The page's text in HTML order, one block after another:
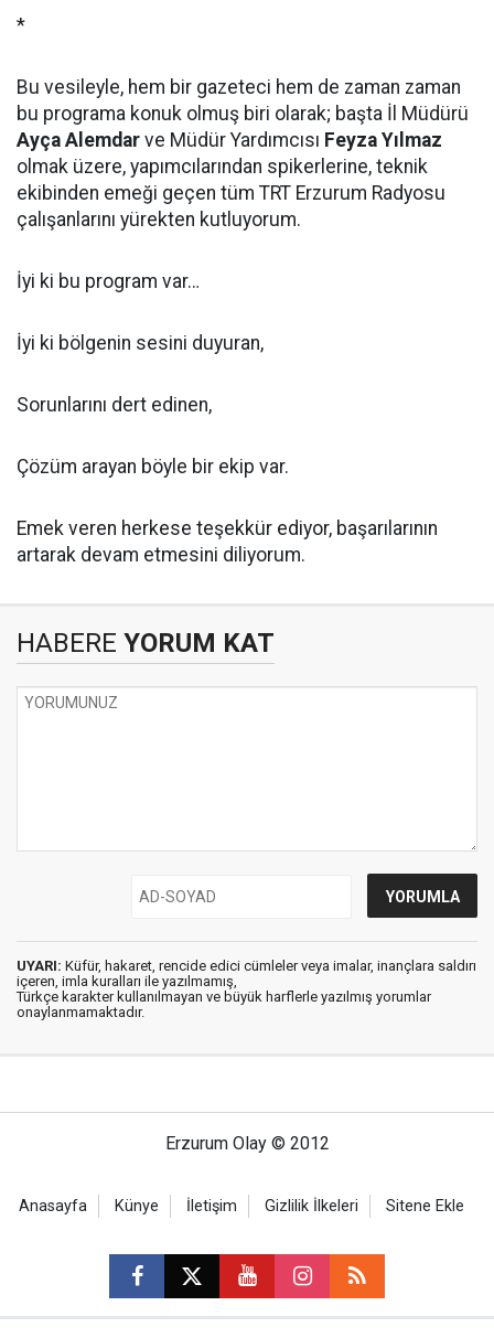
*
Bu vesileyle, hem bir gazeteci hem de zaman zaman
bu programa konuk olmuş biri olarak; başta İl Müdürü
Ayça Alemdar ve Müdür Yardımcısı Feyza Yılmaz
olmak üzere, yapımcılarından spikerlerine, teknik
ekibinden emeği geçen tüm TRT Erzurum Radyosu
çalışanlarını yürekten kutluyorum.
İyi ki bu program var…
İyi ki bölgenin sesini duyuran,
Sorunlarını dert edinen,
Çözüm arayan böyle bir ekip var.
Emek veren herkese teşekkür ediyor, başarılarının
artarak devam etmesini diliyorum.
HABERE YORUM KAT
UYARI: Küfür, hakaret, rencide edici cümleler veya imalar, inançlara saldırı
içeren, imla kuralları ile yazılmamış,
Türkçe karakter kullanılmayan ve büyük harflerle yazılmış yorumlar
onaylanmamaktadır.
Erzurum Olay © 2012
Anasayfa Künye İletişim Gizlilik İlkeleri Sitene Ekle